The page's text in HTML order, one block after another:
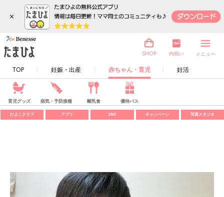
×
TOP 妊娠・出産 赤ちゃん・育児 妊活
SHOP 内祝い メニュー
育児グッズ 病気・予防接種 離乳食 優待パス
ひよこクラブ アプリ SNS キャンペーン 写真スタジオ